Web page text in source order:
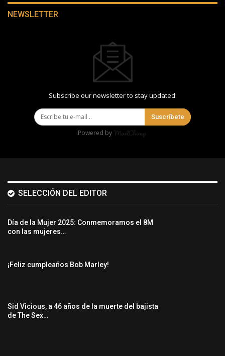
NEWSLETTER
Subscribe our newsletter to stay updated.
Suscríbete
Powered by
SELECCIÓN DEL EDITOR
Día de la Mujer 2025: Conmemoramos el 8M
con las mujeres…
¡Feliz cumpleaños Bob Marley!
Sid Vicious, a 46 años de la muerte del bajista
de The Sex…